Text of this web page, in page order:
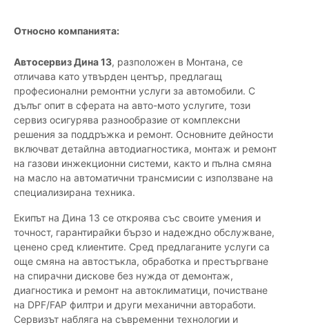
Относно компанията:
Автосервиз Дина 13, разположен в Монтана, се
отличава като утвърден център, предлагащ
професионални ремонтни услуги за автомобили. С
дълъг опит в сферата на авто-мото услугите, този
сервиз осигурява разнообразие от комплексни
решения за поддръжка и ремонт. Основните дейности
включват детайлна автодиагностика, монтаж и ремонт
на газови инжекционни системи, както и пълна смяна
на масло на автоматични трансмисии с използване на
специализирана техника.
Екипът на Дина 13 се откроява със своите умения и
точност, гарантирайки бързо и надеждно обслужване,
ценено сред клиентите. Сред предлаганите услуги са
още смяна на автостъкла, обработка и престъргване
на спирачни дискове без нужда от демонтаж,
диагностика и ремонт на автоклиматици, почистване
на DPF/FAP филтри и други механични автоработи.
Сервизът набляга на съвременни технологии и